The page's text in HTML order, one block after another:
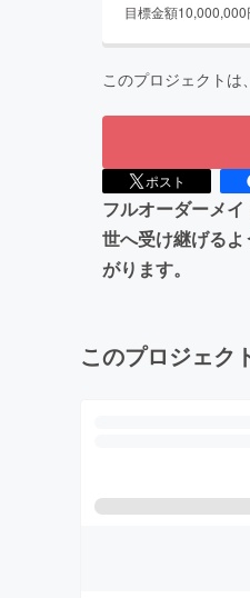
目標金額10,000,000
このプロジェクトは、
ポスト
フルオーダーメ
世へ受け継げる
がります。
このプロジェク